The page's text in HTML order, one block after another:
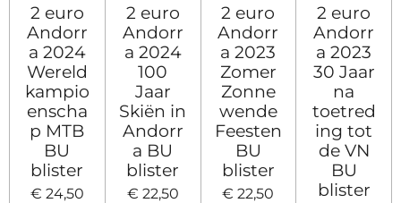
2 euro
Andorr
a 2024
Wereld
kampio
enscha
p MTB
BU
blister
€ 24,50
2 euro
Andorr
a 2024
100
Jaar
Skiën in
Andorr
a BU
blister
€ 22,50
2 euro
Andorr
a 2023
Zomer
Zonne
wende
Feesten
BU
blister
€ 22,50
2 euro
Andorr
a 2023
30 Jaar
na
toetred
ing tot
de VN
BU
blister